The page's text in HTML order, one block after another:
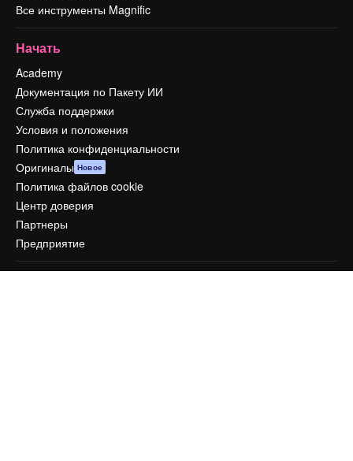
Все инструменты Magnific
Начать
Academy
Документация по Пакету ИИ
Служба поддержки
Условия и положения
Политика конфиденциальности
Оригиналы Новое
Политика файлов cookie
Центр доверия
Партнеры
Предприятие